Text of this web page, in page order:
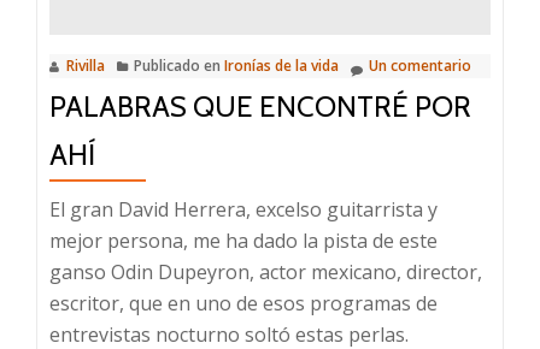
Rivilla Publicado en Ironías de la vida Un comentario
PALABRAS QUE ENCONTRÉ POR
AHÍ
El gran David Herrera, excelso guitarrista y
mejor persona, me ha dado la pista de este
ganso Odin Dupeyron, actor mexicano, director,
escritor, que en uno de esos programas de
entrevistas nocturno soltó estas perlas.